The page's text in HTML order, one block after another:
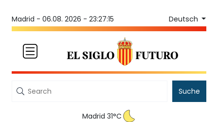
Madrid - 06.08. 2026 - 23:27:15 Deutsch
Suche
Madrid 31°C